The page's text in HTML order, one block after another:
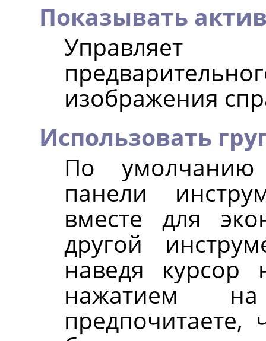
Показывать
изображения
Использовать
По
панели
вместе для
другой
наведя курсор
нажатием
предпочитаете,